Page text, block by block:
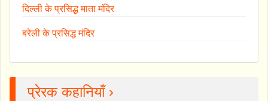
दिल्ली के प्रसिद्ध माता मंदिर
बरेली के प्रसिद्ध मंदिर
प्रेरक कहानियाँ ›